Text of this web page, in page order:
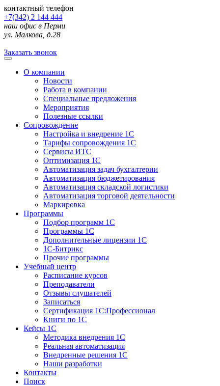
контактный телефон
+7(342) 2 144 444
наш офис в Перми
ул. Малкова, д.28
Заказать звонок
О компании
Новости
Работа в компании
Специальные предложения
Мероприятия
Полезные ссылки
Сопровождение
Настройка и внедрение 1С
Тарифы сопровождения 1С
Сервисы ИТС
Оптимизация 1С
Автоматизация задач бухгалтерии
Автоматизация бюджетирования
Автоматизация складской логистики
Автоматизация торговой деятельности
Маркировка
Программы
Подбор программ 1С
Программы 1С
Дополнительные лицензии 1С
1С-Битрикс
Прочие программы
Учебный центр
Расписание курсов
Преподаватели
Отзывы слушателей
Записаться
Сертификация 1С:Профессионал
Книги по 1С
Кейсы 1С
Методика внедрения 1С
Реальная автоматизация
Внедренные решения 1С
Наши разработки
Контакты
Поиск